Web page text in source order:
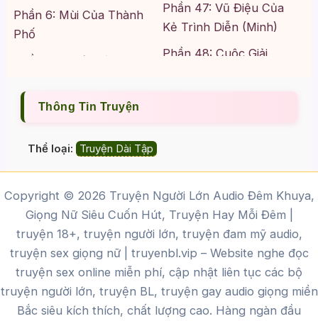
Phần 6: Mùi Của Thành
Phố
Phần 7: Người Hùng
Nhắn Ngô Nghê
Xùa
Kẻ Bảo Vệ
Phần 11: Khoảng Lặng
Của Cao Su
Phần 12: Con Dấu Của
Dã Thú
Phần 13: Bình Minh
Phần 47: Vũ Điệu Của
Kẻ Trình Diễn (Minh)
Phần 48: Cuộc Giải
Phần 51: Bình Minh Của
Bộ Lạc
Phần 52: Giao Ước Của
Sự Trần Trụi
Phần 53: Tiếng Vọng
Thông Tin Truyện
Thể loại: Truyện Dài Tập
Copyright © 2026 Truyện Người Lớn Audio Đêm Khuya,
Giọng Nữ Siêu Cuốn Hút, Truyện Hay Mỗi Đêm |
truyện 18+, truyện người lớn, truyện đam mỹ audio,
truyện sex giọng nữ | truyenbl.vip – Website nghe đọc
truyện sex online miễn phí, cập nhật liên tục các bộ
truyện người lớn, truyện BL, truyện gay audio giọng miền
Bắc siêu kích thích, chất lượng cao. Hàng ngàn đầu